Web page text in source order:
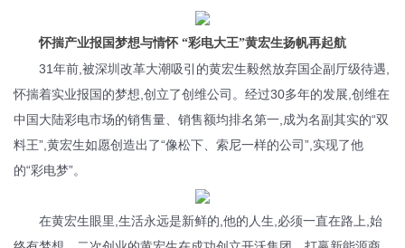
怀揣产业报国梦想与情怀 “彩电大王”黄宏生扬帆再起航
31年前,被深圳改革大潮吸引的黄宏生毅然放弃国企副厅级待遇,
怀揣着实业报国的梦想,创立了创维公司。经过30多年的发展,创维在
中国大陆彩电市场的销售量、销售额均排名第一,成为名副其实的“双
料王”,黄宏生如愿创造出了“像松下、索尼一样的公司”,实现了他
的“彩电梦”。
在黄宏生眼里,生活永远是新鲜的,他的人生,必须一直在路上,始